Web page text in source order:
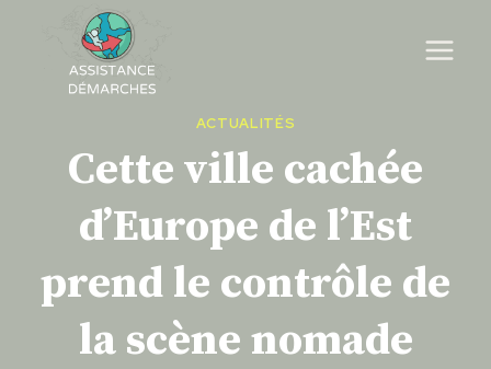
content
ACTUALITÉS
Cette ville cachée
d’Europe de l’Est
prend le contrôle de
la scène nomade